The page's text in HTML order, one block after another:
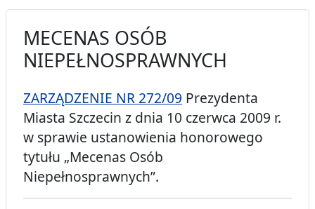
MECENAS OSÓB
NIEPEŁNOSPRAWNYCH
ZARZĄDZENIE NR 272/09 Prezydenta
Miasta Szczecin z dnia 10 czerwca 2009 r.
w sprawie ustanowienia honorowego
tytułu „Mecenas Osób
Niepełnosprawnych”.